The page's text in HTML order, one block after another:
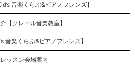
音楽くらぶ&ピアノフレンズ】
【クレール音楽教室】
音楽くらぶ&ピアノフレンズ】
レッスン会場案内